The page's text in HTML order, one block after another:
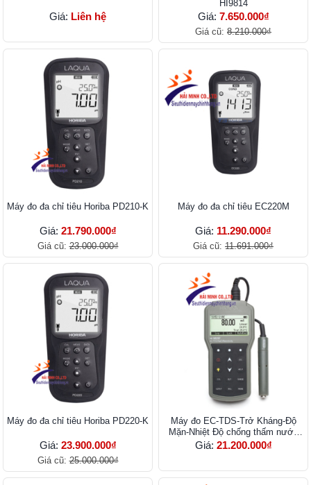
Giá: Liên hệ
HI9814
Giá: 7.650.000₫
Giá cũ: 8.210.000₫
Máy đo đa chỉ tiêu Horiba PD210-K
Giá: 21.790.000₫
Giá cũ:23.000.000₫
Máy đo đa chỉ tiêu EC220M
Giá: 11.290.000₫
Giá cũ: 11.691.000₫
Máy đo đa chỉ tiêu Horiba PD220-K
Giá: 23.900.000₫
Giá cũ:25.000.000₫
Máy đo EC-TDS-Trở Kháng-Độ
Mặn-Nhiệt Độ chống thấm nước
HI98192
Giá: 21.200.000₫